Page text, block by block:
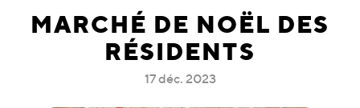
MARCHÉ DE NOËL DES
RÉSIDENTS
17 déc. 2023